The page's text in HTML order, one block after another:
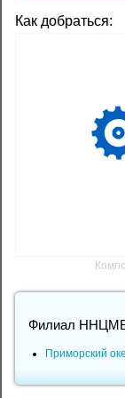
Как добраться:
Филиал
Приморский